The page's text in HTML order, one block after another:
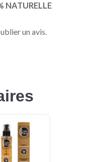
NATURELLE
un avis.